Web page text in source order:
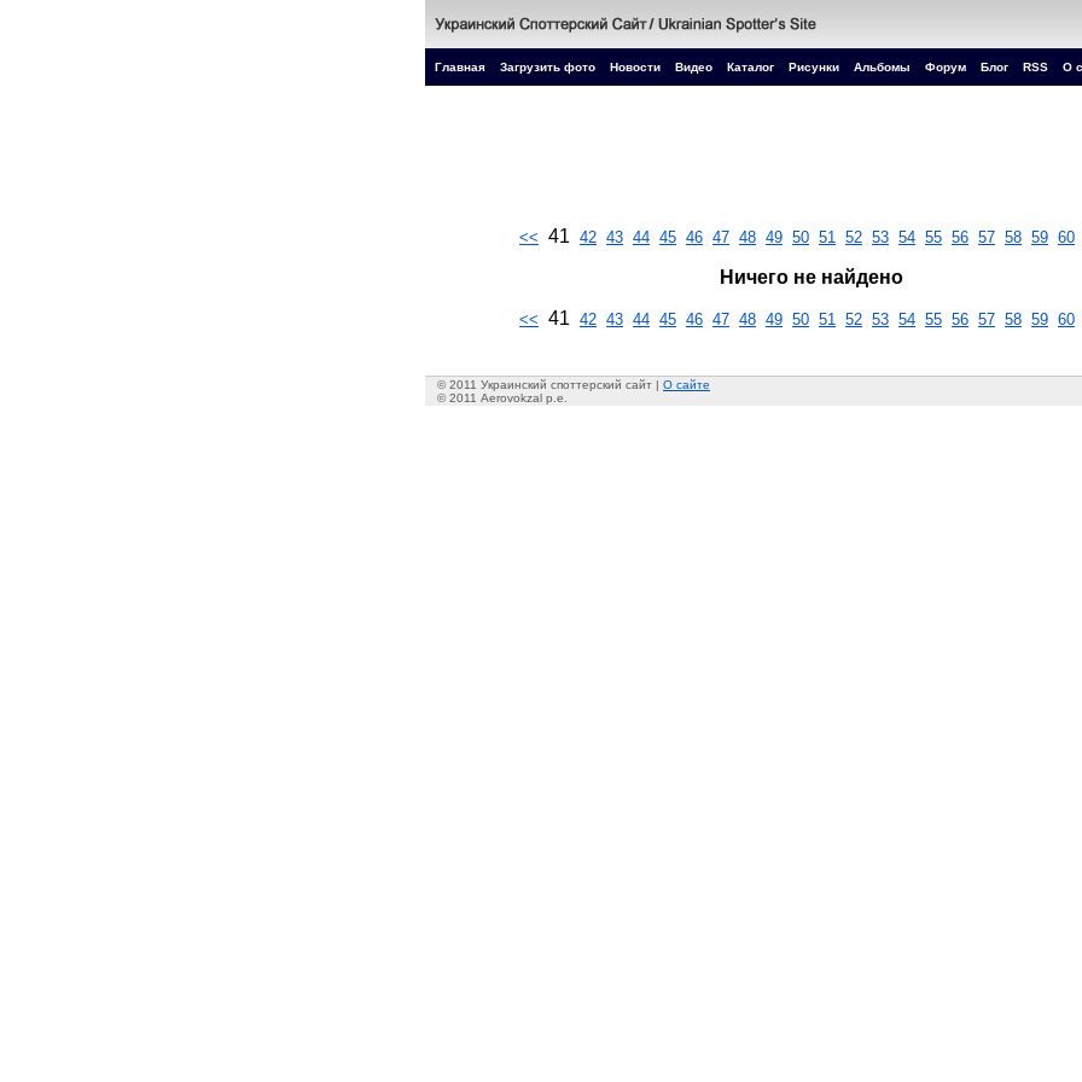
Главная Загрузить фото Новости Видео Каталог Рисунки Альбомы Форум Блог RSS О
<< 41 42 43 44 45 46 47 48 49 50 51 52 53 54 55 56 57 58 59 60
Ничего не найдено
<< 41 42 43 44 45 46 47 48 49 50 51 52 53 54 55 56 57 58 59 60
© 2011 Украинский споттерский сайт | О сайте
© 2011 Aerovokzal p.e.